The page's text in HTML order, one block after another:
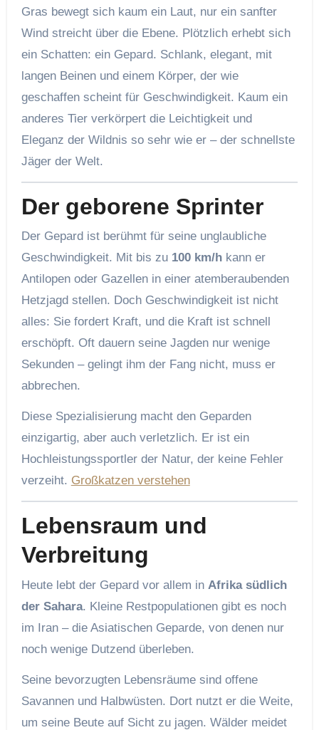
Gras bewegt sich kaum ein Laut, nur ein sanfter
Wind streicht über die Ebene. Plötzlich erhebt sich
ein Schatten: ein Gepard. Schlank, elegant, mit
langen Beinen und einem Körper, der wie
geschaffen scheint für Geschwindigkeit. Kaum ein
anderes Tier verkörpert die Leichtigkeit und
Eleganz der Wildnis so sehr wie er – der schnellste
Jäger der Welt.
Der geborene Sprinter
Der Gepard ist berühmt für seine unglaubliche
Geschwindigkeit. Mit bis zu 100 km/hkann er
Antilopen oder Gazellen in einer atemberaubenden
Hetzjagd stellen. Doch Geschwindigkeit ist nicht
alles: Sie fordert Kraft, und die Kraft ist schnell
erschöpft. Oft dauern seine Jagden nur wenige
Sekunden – gelingt ihm der Fang nicht, muss er
abbrechen.
Diese Spezialisierung macht den Geparden
einzigartig, aber auch verletzlich. Er ist ein
Hochleistungssportler der Natur, der keine Fehler
verzeiht. Großkatzen verstehen
Lebensraum und
Verbreitung
Heute lebt der Gepard vor allem in Afrika südlich
der Sahara. Kleine Restpopulationen gibt es noch
im Iran – die Asiatischen Geparde, von denen nur
noch wenige Dutzend überleben.
Seine bevorzugten Lebensräume sind offene
Savannen und Halbwüsten. Dort nutzt er die Weite,
um seine Beute auf Sicht zu jagen. Wälder meidet